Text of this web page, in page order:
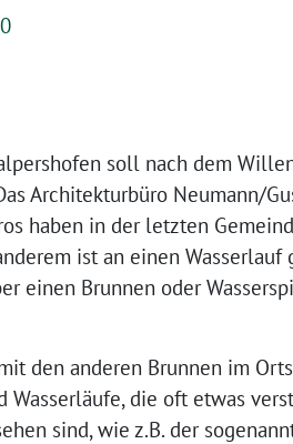
soll nach dem
Architekturbüro Neumann/
haben in der letzten
ist an einen
einen Brunnen oder
den anderen Brunnen im
Wasserläufe, die oft etwas
sind, wie z.B. der